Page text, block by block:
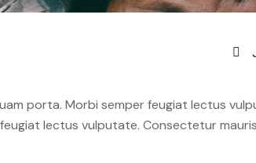
porta. Morbi semper feugiat lectus
lectus vulputate. Consectetur mauris